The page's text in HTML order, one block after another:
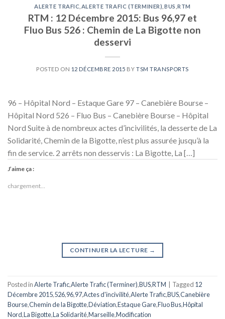
ALERTE TRAFIC ALERTE TRAFIC (TERMINER) BUS ,RTM
RTM : 12 Décembre 2015: Bus 96,97 et
Fluo Bus 526 : Chemin de La Bigotte non
desservi
POSTED ON 12 DÉCEMBRE 2015 BY TSM TRANSPORTS
96 – Hôpital Nord – Estaque Gare 97 – Canebière Bourse –
Hôpital Nord 526 – Fluo Bus – Canebière Bourse – Hôpital
Nord Suite à de nombreux actes d’incivilités, la desserte de La
Solidarité, Chemin de la Bigotte, n’est plus assurée jusqu’à la
fin de service. 2 arrêts non desservis : La Bigotte, La […]
J’aime ça :
chargement…
CONTINUER LA LECTURE →
Posted inAlerte Trafic,Alerte Trafic (Terminer),BUS,RTM Tagged 12
Décembre 2015,526,96,97,Actes d'incivilité,Alerte Trafic,BUS,Canebière
Bourse,Chemin de la Bigotte,Déviation,Estaque Gare,Fluo Bus,Hôpital
Nord,La Bigotte,La Solidarité,Marseille,Modification